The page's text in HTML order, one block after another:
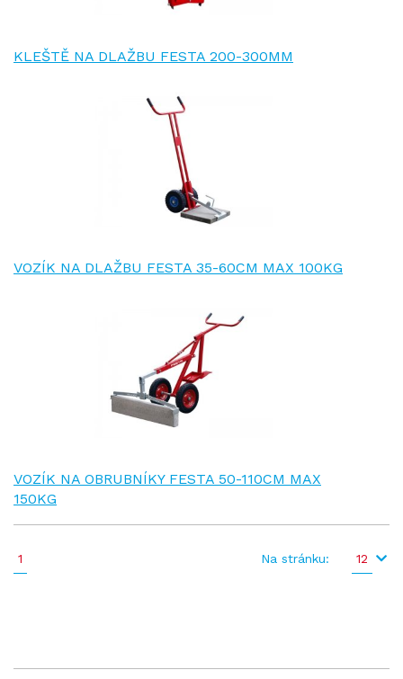
KLEŠTĚ NA DLAŽBU FESTA 200-300MM
VOZÍK NA DLAŽBU FESTA 35-60CM MAX 100KG
VOZÍK NA OBRUBNÍKY FESTA 50-110CM MAX
150KG
1 Na stránku: 12